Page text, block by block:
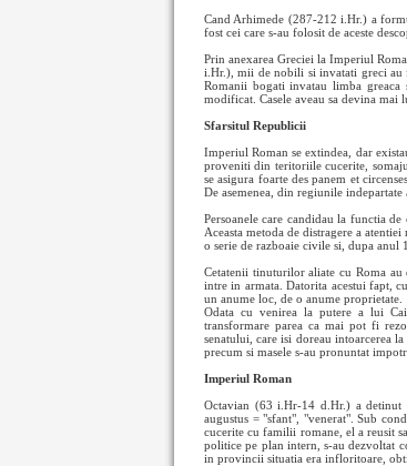
Cand Arhimede (287-212 i.Hr.) a
fost cei care s-au folosit de aceste
Prin anexarea Greciei la Imperiul
i.Hr.), mii de nobili si invatati greci au
Romanii bogati invatau limba
modificat. Casele aveau sa devina mai
Sfarsitul Republicii
Imperiul Roman se extindea, dar
proveniti din teritoriile cucerite,
se asigura foarte des panem et
De asemenea, din regiunile
Persoanele care candidau la functia
Aceasta metoda de distragere a
o serie de razboaie civile si, dupa
Cetatenii tinuturilor aliate cu Roma
intre in armata. Datorita acestui fapt,
un anume loc, de o anume proprietate.
Odata cu venirea la putere a lui
transformare parea ca mai pot fi
senatului, care isi doreau intoarcerea
precum si masele s-au pronuntat
Imperiul Roman
Octavian (63 i.Hr-14 d.Hr.) a
augustus = "sfant", "venerat". Sub
cucerite cu familii romane, el a reusit
politice pe plan intern, s-au dezvoltat
in provincii situatia era infloritoare,